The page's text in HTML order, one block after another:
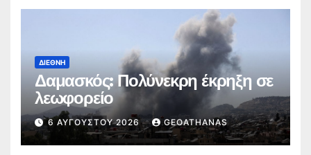
ΔΙΕΘΝΉ
Δαμασκός: Πολύνεκρη έκρηξη σε
λεωφορείο
6 ΑΥΓΟΎΣΤΟΥ 2026 GEOATHANAS